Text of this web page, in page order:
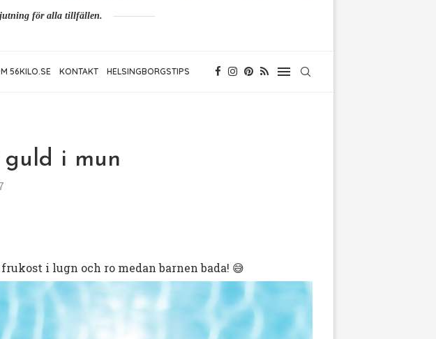
för alla tillfällen.
56KILO.SE KONTAKT HELSINGBORGSTIPS
guld i mun
i lugn och ro medan barnen bada! 😅